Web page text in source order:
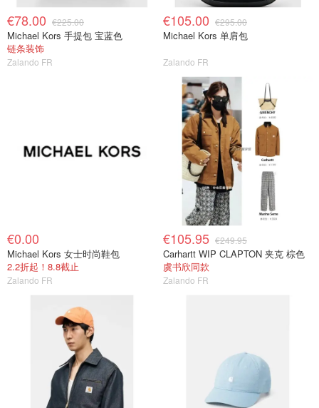
€78.00 €225.00
Michael Kors 手提包 宝蓝色
链条装饰
Zalando FR
€105.00 €295.00
Michael Kors 单肩包
Zalando FR
€0.00
Michael Kors 女士时尚鞋包
2.2折起！8.8截止
Zalando FR
€105.95 €249.95
Carhartt WIP CLAPTON 夹克 棕色
虞书欣同款
Zalando FR